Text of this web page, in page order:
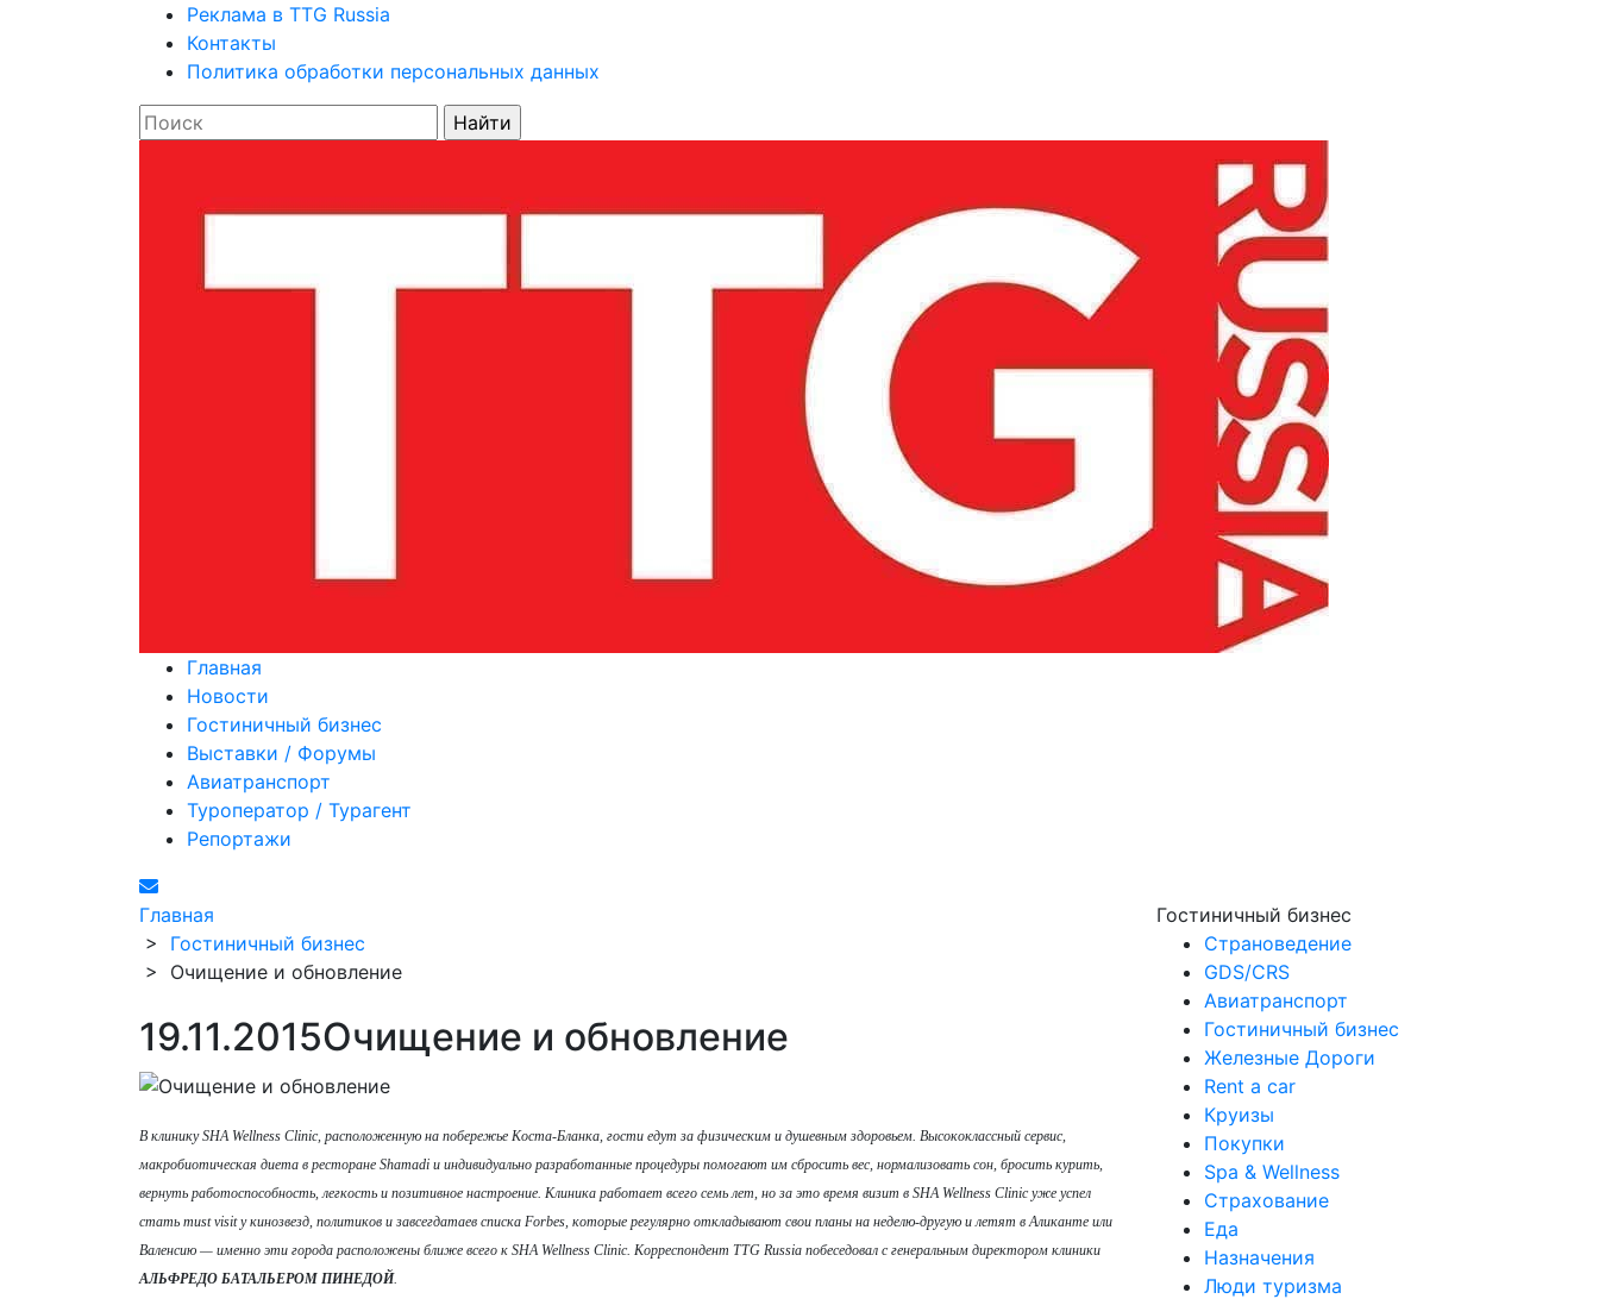
Реклама в TTG Russia
Контакты
Политика обработки персональных данных
Главная
Новости
Гостиничный бизнес
Выставки / Форумы
Авиатранспорт
Туроператор / Турагент
Репортажи
Главная
> Гостиничный бизнес
> Очищение и обновление
19.11.2015Очищение и обновление
В клинику SHA Wellness Clinic, расположенную на побережье Коста-Бланка, гости едут за физическим и душевным здоровьем. Высококлассный сервис,
макробиотическая диета в ресторане Shamadi и индивидуально разработанные процедуры помогают им сбросить вес, нормализовать сон, бросить курить,
вернуть работоспособность, легкость и позитивное настроение. Клиника работает всего семь лет, но за это время визит в SHA Wellness Clinic уже успел
стать must visit у кинозвезд, политиков и завсегдатаев списка Forbes, которые регулярно откладывают свои планы на неделю-другую и летят в Аликанте или
Валенсию — именно эти города расположены ближе всего к SHA Wellness Clinic. Корреспондент TTG Russia побеседовал с генеральным директором клиники
АЛЬФРЕДО БАТАЛЬЕРОМ ПИНЕДОЙ.
Гостиничный бизнес
Страноведение
GDS/CRS
Авиатранспорт
Гостиничный бизнес
Железные Дороги
Rent a car
Круизы
Покупки
Spa & Wellness
Страхование
Еда
Назначения
Люди туризма